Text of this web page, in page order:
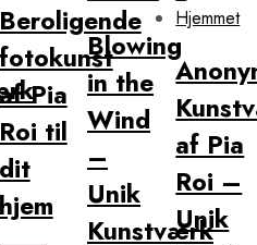
Beroligende
fotokunst
Pia
Roi til
dit
Blowing
in the
Wind
–
Unik
Kunstværk
af Pia
Roi –
Unik